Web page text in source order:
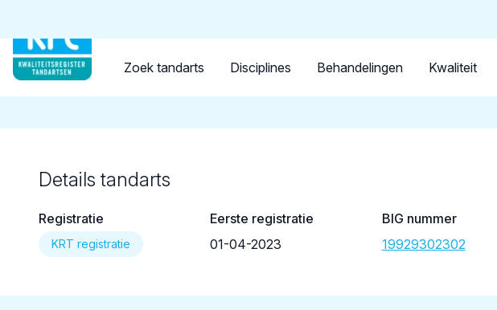
Zoek tandarts Disciplines Behandelingen Kwaliteit
Terug naar overzicht
Details tandarts
Registratie
KRT registratie
Eerste registratie
01-04-2023
BIG nummer
19929302302